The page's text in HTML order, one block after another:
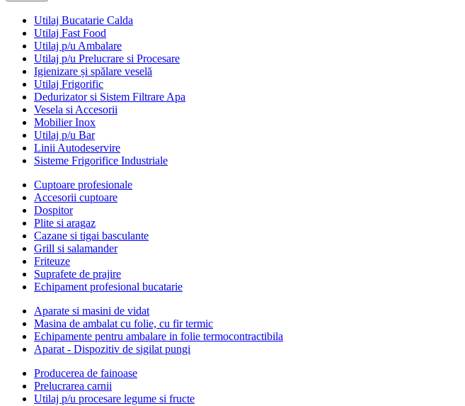
Utilaj Bucatarie Calda
Utilaj Fast Food
Utilaj p/u Ambalare
Utilaj p/u Prelucrare si Procesare
Igienizare și spălare veselă
Utilaj Frigorific
Dedurizator si Sistem Filtrare Apa
Vesela si Accesorii
Mobilier Inox
Utilaj p/u Bar
Linii Autodeservire
Sisteme Frigorifice Industriale
Cuptoare profesionale
Accesorii cuptoare
Dospitor
Plite si aragaz
Cazane si tigai basculante
Grill si salamander
Friteuze
Suprafete de prajire
Echipament profesional bucatarie
Aparate si masini de vidat
Masina de ambalat cu folie, cu fir termic
Echipamente pentru ambalare in folie termocontractibila
Aparat - Dispozitiv de sigilat pungi
Producerea de fainoase
Prelucrarea carnii
Utilaj p/u procesare legume si fructe